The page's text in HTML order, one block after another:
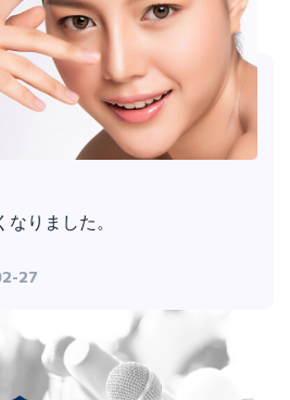
りました。
27